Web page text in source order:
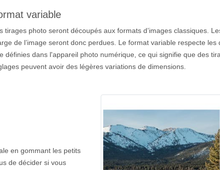
variable
tirages photo seront découpés aux formats d’images classiques.
de l’image seront donc perdues. Le format variable respecte
définies dans l'appareil photo numérique, ce qui signifie que des
peuvent avoir des légères variations de dimensions.
en gommant les petits
de décider si vous